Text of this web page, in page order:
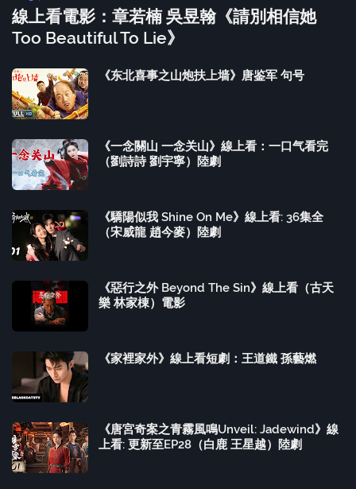
線上看電影：章若楠 吳昱翰《請別相信她
Too Beautiful To Lie》
《东北喜事之山炮扶上墙》唐鉴军 句号
《一念關山 一念关山》線上看：一口气看完
（劉詩詩 劉宇寧）陸劇
《驕陽似我 Shine On Me》線上看: 36集全
（宋威龍 趙今麥）陸劇
《惡行之外 Beyond The Sin》線上看（古天
樂 林家棟）電影
《家裡家外》線上看短劇：王道鐵 孫藝燃
《唐宮奇案之青霧風鳴Unveil: Jadewind》線
上看: 更新至EP28（白鹿 王星越）陸劇